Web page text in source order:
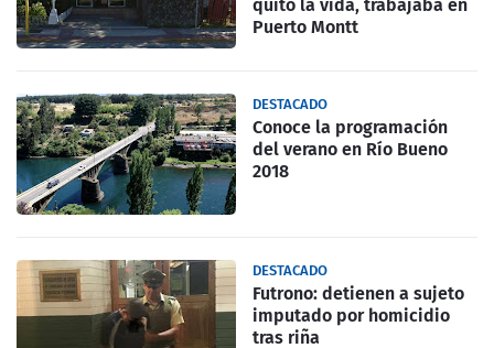
quitó la vida, trabajaba en
Puerto Montt
DESTACADO
Conoce la programación
del verano en Río Bueno
2018
DESTACADO
Futrono: detienen a sujeto
imputado por homicidio
tras riña